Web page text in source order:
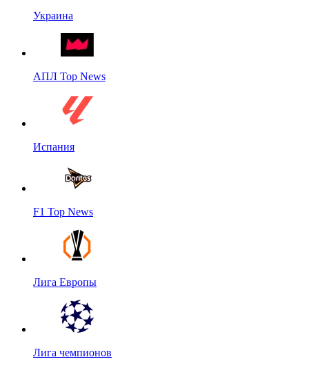
Украина
АПЛ Top News
Испания
F1 Top News
Лига Европы
Лига чемпионов